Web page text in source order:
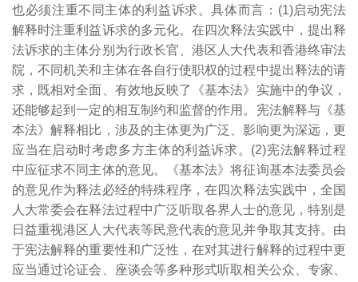
也必须注重不同主体的利益诉求。具体而言：(1)启动宪法
解释时注重利益诉求的多元化。在四次释法实践中，提出释
法诉求的主体分别为行政长官、港区人大代表和香港终审法
院，不同机关和主体在各自行使职权的过程中提出释法的请
求，既相对全面、有效地反映了《基本法》实施中的争议，
还能够起到一定的相互制约和监督的作用。 宪法解释与《基
本法》解释相比，涉及的主体更为广泛、影响更为深远，更
应当在启动时考虑多方主体的利益诉求。(2)宪法解释过程
中应征求不同主体的意见。《基本法》将征询基本法委员会
的意见作为释法必经的特殊程序，在四次释法实践中，全国
人大常委会在释法过程中广泛听取各界人士的意见，特别是
日益重视港区人大代表等民意代表的意见并争取其支持。 由
于宪法解释的重要性和广泛性，在对其进行解释的过程中更
应当通过论证会、座谈会等多种形式听取相关公众、专家、